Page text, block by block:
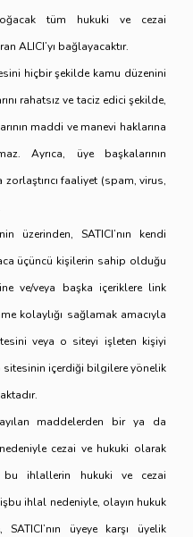
tüm hukuki ve cezai
ALICI’yı bağlayacaktır.
hiçbir şekilde kamu düzenini
rahatsız ve taciz edici şekilde,
maddi ve manevi haklarına
Ayrıca, üye başkalarının
faaliyet (spam, virus,
üzerinden, SATICI’nın kendi
üçüncü kişilerin sahip olduğu
ve/veya başka içeriklere link
kolaylığı sağlamak amacıyla
veya o siteyi işleten kişiyi
sitesinin içerdiği bilgilere yönelik
maddelerden bir ya da
cezai ve hukuki olarak
bu ihlallerin hukuki ve cezai
ihlal nedeniyle, olayın hukuk
üyeye karşı üyelik